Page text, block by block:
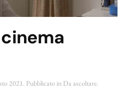
2021. Pubblicato in Da ascoltare.